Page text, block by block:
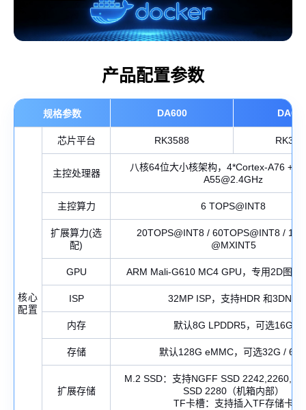
产品配置参数
规格参数 DA600
核心
配置
芯片平台 RK3588
主控处理器
八核64位大小核架构，4*Cortex-A76 +
A55@2.4GHz
主控算力 6 TOPS@INT8
扩展算力(选
配)
20TOPS@INT8 / 60TOPS@INT8 /
@MXINT5
GPU ARM Mali-G610 MC4 GPU，专用2D图形
ISP 32MP ISP，支持HDR 和3DNR
内存 默认8G LPDDR5，可选16G
存储 默认128G eMMC，可选32G /
扩展存储
M.2 SSD：支持NGFF SSD
SSD 2280（机箱内部）
TF卡槽：支持插入TF存储卡